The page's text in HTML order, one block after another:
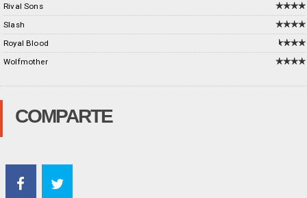
Rival Sons
Slash
Royal Blood
Wolfmother
COMPARTE